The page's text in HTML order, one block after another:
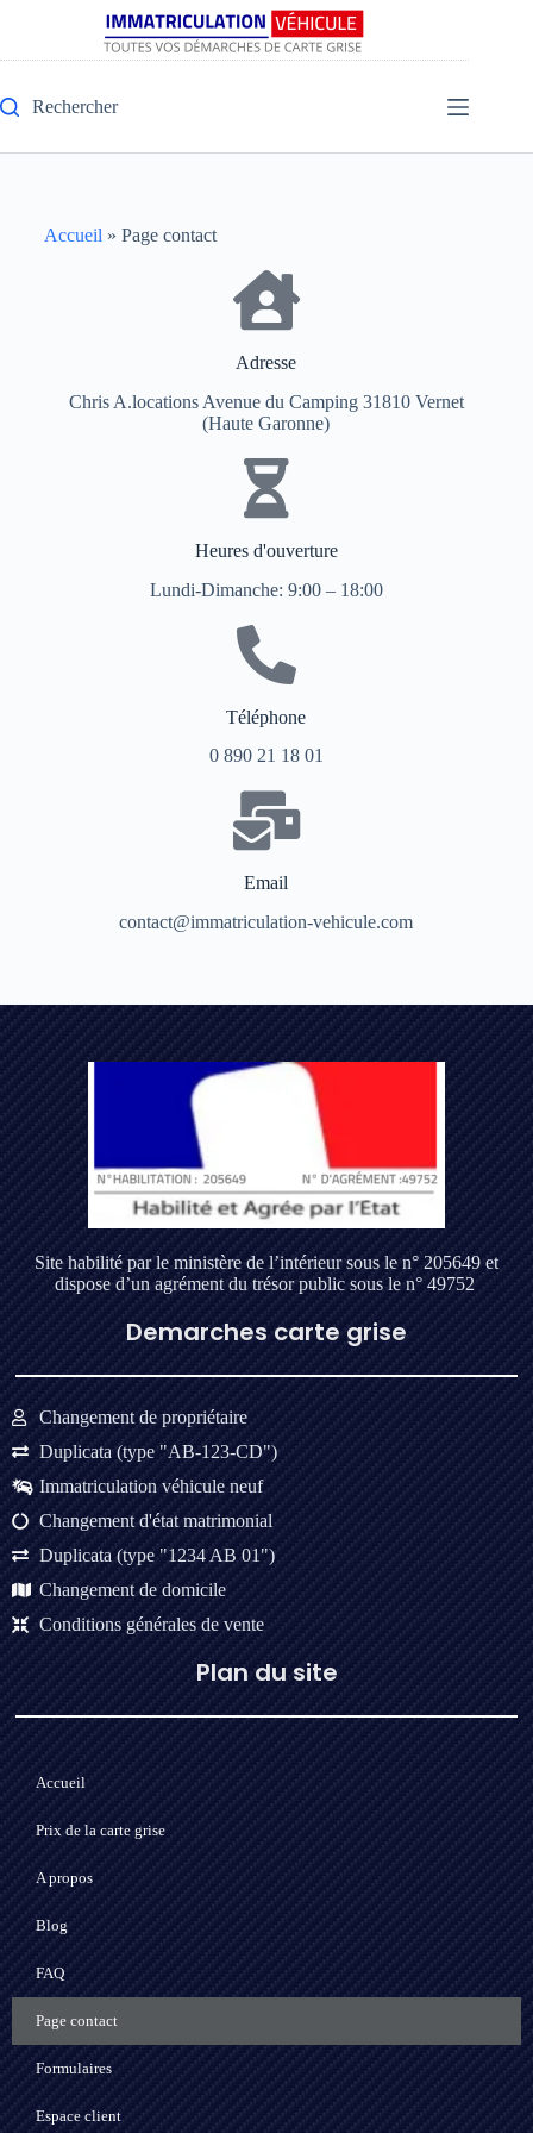
Rechercher
Accueil » Page contact
Adresse
Chris A.locations Avenue du Camping 31810 Vernet
(Haute Garonne)
Heures d'ouverture
Lundi-Dimanche: 9:00 – 18:00
Téléphone
0 890 21 18 01
Email
contact@immatriculation-vehicule.com
Site habilité par le ministère de l’intérieur sous le n° 205649 et
dispose d’un agrément du trésor public sous le n° 49752
Demarches carte grise
Changement de propriétaire
Duplicata (type "AB-123-CD")
Immatriculation véhicule neuf
Changement d'état matrimonial
Duplicata (type "1234 AB 01")
Changement de domicile
Conditions générales de vente
Plan du site
Accueil
Prix de la carte grise
A propos
Blog
FAQ
Page contact
Formulaires
Espace client